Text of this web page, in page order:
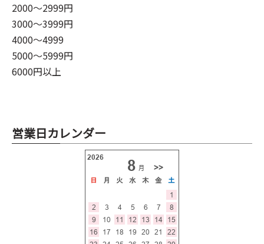
2000～2999円
3000～3999円
4000～4999
5000～5999円
6000円以上
営業日カレンダー